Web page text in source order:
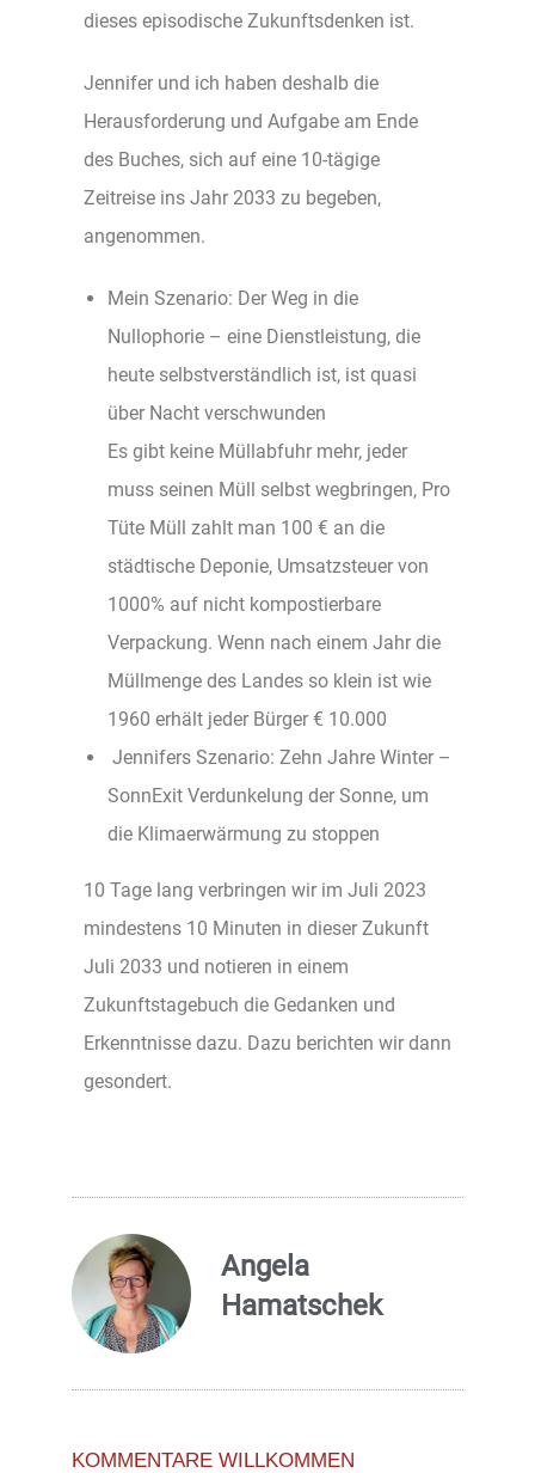
dieses episodische Zukunftsdenken ist.
Jennifer und ich haben deshalb die
Herausforderung und Aufgabe am Ende
des Buches, sich auf eine 10-tägige
Zeitreise ins Jahr 2033 zu begeben,
angenommen.
Mein Szenario: Der Weg in die
Nullophorie – eine Dienstleistung, die
heute selbstverständlich ist, ist quasi
über Nacht verschwunden
Es gibt keine Müllabfuhr mehr, jeder
muss seinen Müll selbst wegbringen, Pro
Tüte Müll zahlt man 100 € an die
städtische Deponie, Umsatzsteuer von
1000% auf nicht kompostierbare
Verpackung. Wenn nach einem Jahr die
Müllmenge des Landes so klein ist wie
1960 erhält jeder Bürger € 10.000
Jennifers Szenario: Zehn Jahre Winter –
SonnExit Verdunkelung der Sonne, um
die Klimaerwärmung zu stoppen
10 Tage lang verbringen wir im Juli 2023
mindestens 10 Minuten in dieser Zukunft
Juli 2033 und notieren in einem
Zukunftstagebuch die Gedanken und
Erkenntnisse dazu. Dazu berichten wir dann
gesondert.
Angela
Hamatschek
KOMMENTARE WILLKOMMEN